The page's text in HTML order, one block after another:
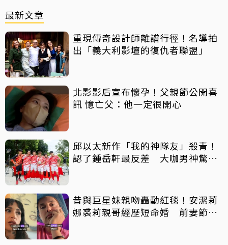
最新文章
重現傳奇設計師離譜行徑！名導拍
出「義大利影壇的復仇者聯盟」
北影影后宣布懷孕！父親節公開喜
訊 憶亡父：他一定很開心
邱以太新作「我的神隊友」殺青！
認了鍾岳軒最反差 大咖男神驚喜
昔與巨星妹親吻轟動紅毯！安潔莉
娜裘莉親哥經歷短命婚 前妻節目